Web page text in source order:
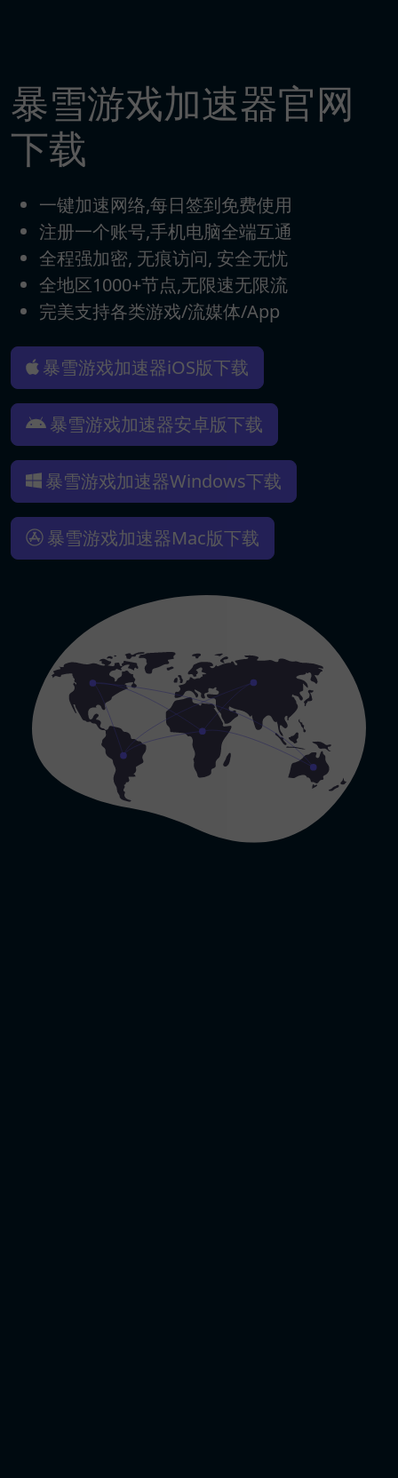
暴雪游戏加速器官网
下载
一键加速网络,每日签到免费使用
注册一个账号,手机电脑全端互通
全程强加密, 无痕访问, 安全无忧
全地区1000+节点,无限速无限流
完美支持各类游戏/流媒体/App
暴雪游戏加速器iOS版下载
暴雪游戏加速器安卓版下载
暴雪游戏加速器Windows下载
暴雪游戏加速器Mac版下载